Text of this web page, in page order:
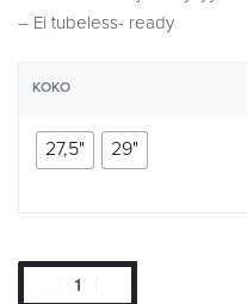
– Ei tubeless- ready
KOKO
27,5" 29"